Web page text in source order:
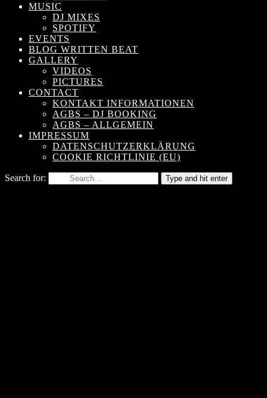
MUSIC
DJ MIXES
SPOTIFY
EVENTS
BLOG WRITTEN BEAT
GALLERY
VIDEOS
PICTURES
CONTACT
KONTAKT INFORMATIONEN
AGBS – DJ BOOKING
AGBS – ALLGEMEIN
IMPRESSUM
DATENSCHUTZERKLÄRUNG
COOKIE RICHTLINIE (EU)
Search for: Type and hit enter